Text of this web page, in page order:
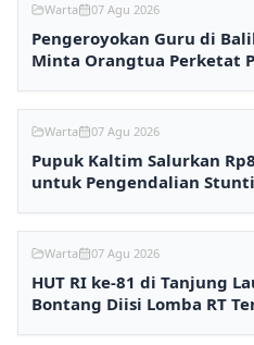
Warta 07 Agu 2026
Pengeroyokan Guru di
Minta Orangtua Perketat
Warta 07 Agu 2026
Pupuk Kaltim Salurkan
untuk Pengendalian
Warta 07 Agu 2026
HUT RI ke-81 di Tanjung
Bontang Diisi Lomba RT